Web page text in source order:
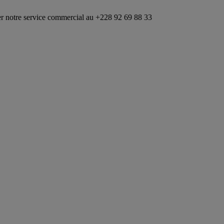
commercial au +228 92 69 88 33